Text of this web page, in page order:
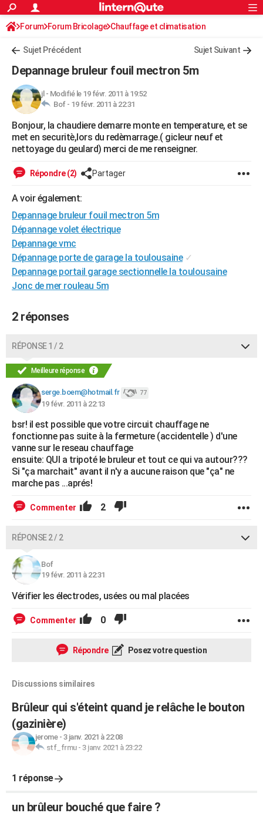
ACTUALITÉS
Politique
Société
Faits Divers
Education
Monde
Villes
+
FINANCE
Retraite
Impôts
Epargne
Immobilier
Risques naturels par ville
Banque
Assurance
Crédit
AUTO
Essais
Réserver un essai
Citadines
Berlines
SUV
Forum auto
+HIGH-TECH
Mobiles
Meilleur smartphone
Internet
Ordinateurs
Jeux vidéo
Guide high-tech
+
Forum
Aménagement intérieur
Extérieur
Cuisine
Salle de bains
Jardinage
Rangement
WEEK-END
Guides de France
Escapades
Patrimoine
Expositions
Musées
Week-end nature
+LIFESTYLE
Art de vivre
Bien-être
Loisirs
Mode
Modes de vie
SANTE
Alimentation
Guide de la santé
Maladies
Médicaments
Sommeil
VOYAGE
Destinations
City break
Voyage nature
Voyage de noces
Forum
Climat
+PHOTO
BONS PLANS
CARTE DE VOEUX
Carte de Noël
Carte Bonne année
Carte Saint-Valentin
Carte Pâques
Carte d'anniversaire
DICTIONNAIRE
Dictionnaire
Biographies
Citations
Expressions
Proverbes
PROGRAMME TV
COPAINS D'AVANT
S'inscrire
Se connecter
Lycées
Collèges
Primaires
Universités
Entreprises
Service militaire
Avis de recherche
AVIS DE DÉCÈS
FORUM
Bricolage
Lifestyle
Culture
Sport
Auto
Television
Voyage
Cinema
Rechercher
S'inscrire
Connexion
Forum Forum Bricolage Chauffage et climatisation
Sujet Précédent Sujet Suivant
Depannage bruleur fouil mectron 5m
jl - Modifié le 19 févr. 2011 à 19:52
Bof - 19 févr. 2011 à 22:31
Bonjour, la chaudiere demarre monte en temperature, et se
met en securitè,lors du redèmarrage.( gicleur neuf et
nettoyage du geulard) merci de me renseigner.
Répondre (2) Partager
A voir également:
Depannage bruleur fouil mectron 5m
Dépannage volet électrique
Depannage vmc
Dépannage porte de garage la toulousaine ✓
Depannage portail garage sectionnelle la toulousaine
Jonc de mer rouleau 5m
2 réponses
RÉPONSE 1 / 2
Meilleure réponse
serge.boem@hotmail.fr 77
19 févr. 2011 à 22:13
bsr! il est possible que votre circuit chauffage ne
fonctionne pas suite à la fermeture (accidentelle ) d'une
vanne sur le reseau chauffage
ensuite: QUI a tripoté le bruleur et tout ce qui va autour???
Si "ça marchait" avant il n'y a aucune raison que "ça" ne
marche pas ...aprés!
Commenter 2
RÉPONSE 2 / 2
Bof
19 févr. 2011 à 22:31
Vérifier les électrodes, usées ou mal placées
Commenter 0
Répondre Posez votre question
Discussions similaires
Brûleur qui s'éteint quand je relâche le bouton
(gazinière)
jerome- 3 janv. 2021 à 22:08
stf_frmu- 3 janv. 2021 à 23:22
1 réponse
un brûleur bouché que faire ?